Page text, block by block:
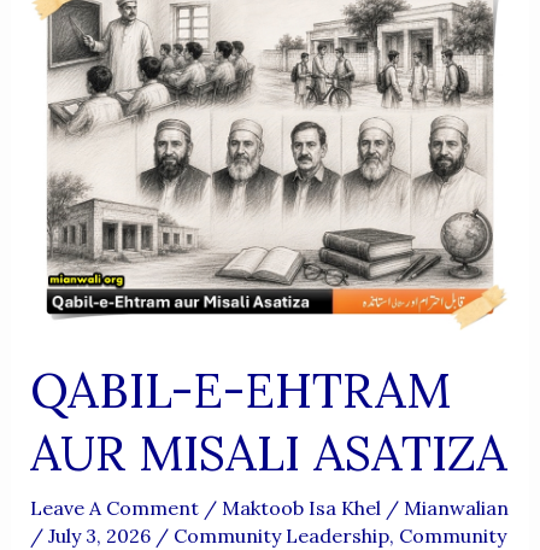
QABIL-E-EHTRAM
AUR MISALI ASATIZA
Leave A Comment / Maktoob Isa Khel/ Mianwalian
/ July 3, 2026 / Community Leadership, Community